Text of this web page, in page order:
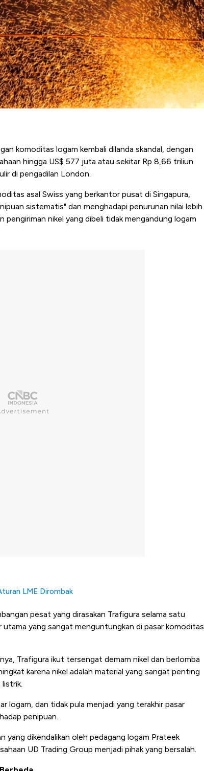
komoditas logam kembali dilanda skandal, dengan
hingga US$ 577 juta atau sekitar Rp 8,66 triliun.
di pengadilan London.
asal Swiss yang berkantor pusat di Singapura,
sistematis" dan menghadapi penurunan nilai lebih
pengiriman nikel yang dibeli tidak mengandung logam
LME Dirombak
pesat yang dirasakan Trafigura selama satu
utama yang sangat menguntungkan di pasar komoditas
Trafigura ikut tersengat demam nikel dan berlomba
karena nikel adalah material yang sangat penting
logam, dan tidak pula menjadi yang terakhir pasar
penipuan.
yang dikendalikan oleh pedagang logam Prateek
UD Trading Group menjadi pihak yang bersalah.